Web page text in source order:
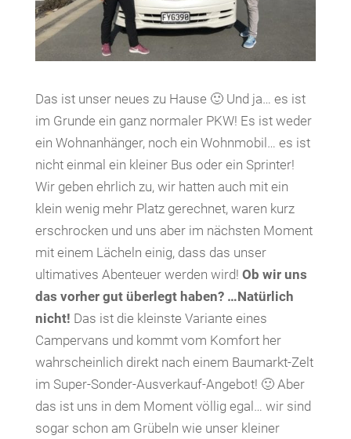
Das ist unser neues zu Hause 🙂 Und ja… es ist
im Grunde ein ganz normaler PKW! Es ist weder
ein Wohnanhänger, noch ein Wohnmobil… es ist
nicht einmal ein kleiner Bus oder ein Sprinter!
Wir geben ehrlich zu, wir hatten auch mit ein
klein wenig mehr Platz gerechnet, waren kurz
erschrocken und uns aber im nächsten Moment
mit einem Lächeln einig, dass das unser
ultimatives Abenteuer werden wird! Ob wir uns
das vorher gut überlegt haben? …Natürlich
nicht! Das ist die kleinste Variante eines
Campervans und kommt vom Komfort her
wahrscheinlich direkt nach einem Baumarkt-Zelt
im Super-Sonder-Ausverkauf-Angebot! 🙂 Aber
das ist uns in dem Moment völlig egal… wir sind
sogar schon am Grübeln wie unser kleiner